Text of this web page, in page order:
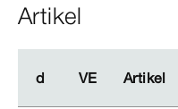
Artikel
d VE Artikel
d VE Artikel